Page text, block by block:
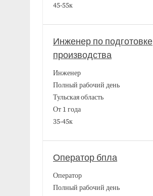
45-55к
Инженер по подготовке
производства
Инженер
Полный рабочий день
Тульская область
От 1 года
35-45к
Оператор бпла
Оператор
Полный рабочий день